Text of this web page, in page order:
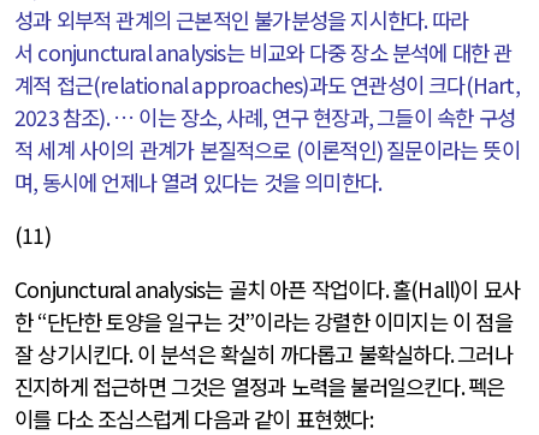
성과 외부적 관계의 근본적인 불가분성을 지시한다.따라
서 conjunctural analysis는 비교와 다중 장소 분석에 대한 관
계적 접근(relational approaches)과도 연관성이 크다(Hart,
2023참조).… 이는 장소, 사례, 연구 현장과,그들이 속한 구성
적 세계 사이의 관계가 본질적으로 (이론적인)질문이라는 뜻이
며, 동시에 언제나 열려 있다는 것을 의미한다.
(11)
Conjunctural analysis는 골치 아픈 작업이다.홀(Hall)이 묘사
한“단단한 토양을 일구는 것”이라는 강렬한 이미지는 이 점을
잘 상기시킨다.이 분석은 확실히 까다롭고 불확실하다.그러나
진지하게 접근하면 그것은 열정과 노력을 불러일으킨다.펙은
이를 다소 조심스럽게 다음과 같이 표현했다: